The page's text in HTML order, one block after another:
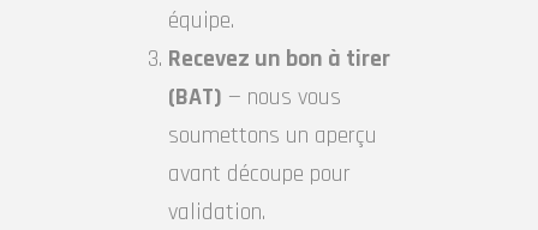
équipe.
Recevez un bon à tirer
(BAT) — nous vous
soumettons un aperçu
avant découpe pour
validation.